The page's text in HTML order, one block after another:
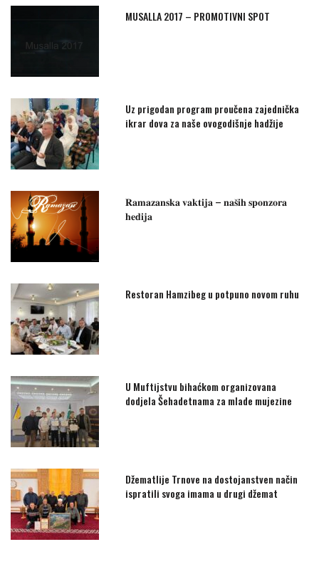
MUSALLA 2017 – PROMOTIVNI SPOT
Uz prigodan program proučena zajednička
ikrar dova za naše ovogodišnje hadžije
𝐑𝐚𝐦𝐚𝐳𝐚𝐧𝐬𝐤𝐚 𝐯𝐚𝐤𝐭𝐢𝐣𝐚 – 𝐧𝐚𝐬̌𝐢𝐡 𝐬𝐩𝐨𝐧𝐳𝐨𝐫𝐚
𝐡𝐞𝐝𝐢𝐣𝐚
Restoran Hamzibeg u potpuno novom ruhu
U Muftijstvu bihaćkom organizovana
dodjela Šehadetnama za mlade mujezine
Džematlije Trnove na dostojanstven način
ispratili svoga imama u drugi džemat